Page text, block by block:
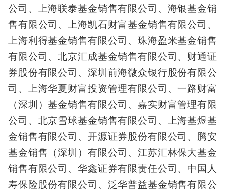
公司、上海联泰基金销售有限公司、海银基金销
售有限公司、上海凯石财富基金销售有限公司、
上海利得基金销售有限公司、珠海盈米基金销售
有限公司、北京汇成基金销售有限公司、财通证
券股份有限公司、深圳前海微众银行股份有限公
司、上海华夏财富投资管理有限公司、一路财富
（深圳）基金销售有限公司、嘉实财富管理有限
公司、北京雪球基金销售有限公司、上海基煜基
金销售有限公司、开源证券股份有限公司、腾安
基金销售（深圳）有限公司、江苏汇林保大基金
销售有限公司、华鑫证券有限责任公司、中国人
寿保险股份有限公司、泛华普益基金销售有限公